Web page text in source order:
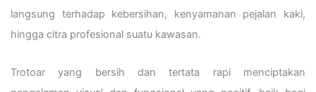
langsung terhadap kebersihan, kenyamanan pejalan kaki,
hingga citra profesional suatu kawasan.
Trotoar yang bersih dan tertata rapi menciptakan